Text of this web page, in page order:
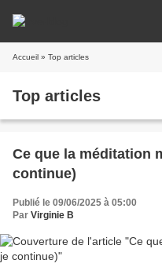
Accueil » Top articles
Top articles
Ce que la méditation
continue)
Publié le 09/06/2025 à 05:00
Par Virginie B